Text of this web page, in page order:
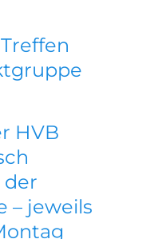
HVB
der
– jeweils